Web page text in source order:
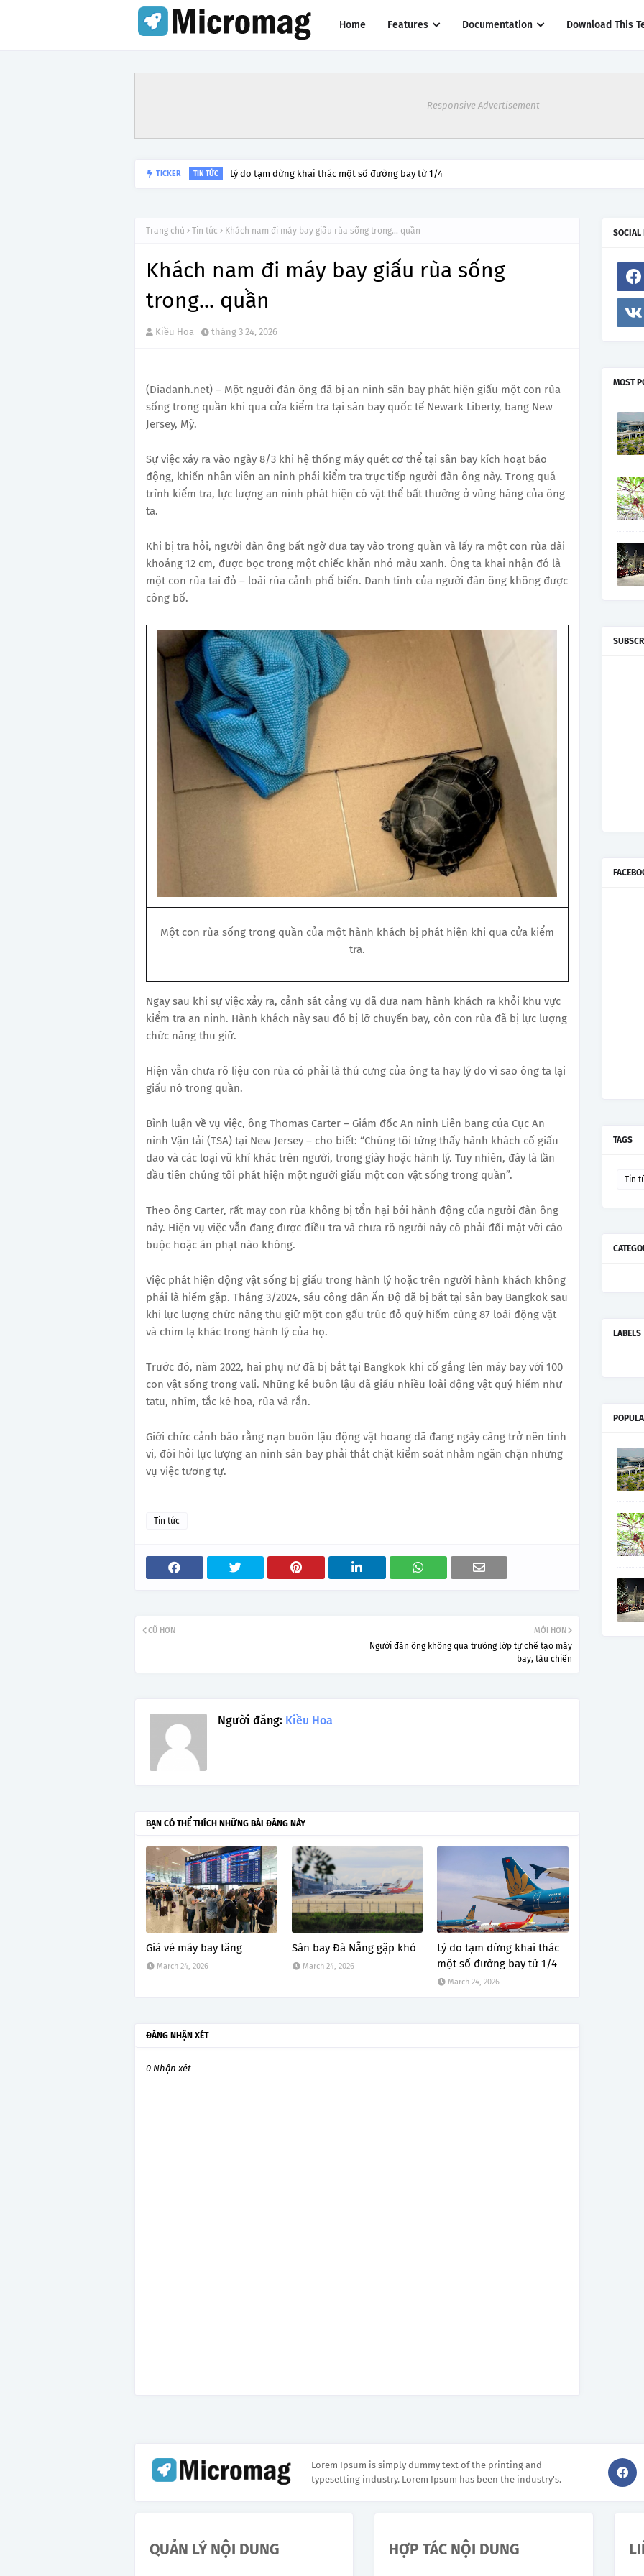
Home Features Documentation Download This
Responsive Advertisement
TICKER TIN TỨC Lý do tạm dừng khai thác một số đường bay từ 1/4
Trang chủ Tin tức Khách nam đi máy bay giấu rùa sống trong... quần
Khách nam đi máy bay giấu rùa sống
trong... quần
Kiều Hoa tháng 3 24, 2026
(Diadanh.net) – Một người đàn ông đã bị an ninh sân bay phát hiện giấu một con rùa
sống trong quần khi qua cửa kiểm tra tại sân bay quốc tế Newark Liberty, bang New
Jersey, Mỹ.
Sự việc xảy ra vào ngày 8/3 khi hệ thống máy quét cơ thể tại sân bay kích hoạt báo
động, khiến nhân viên an ninh phải kiểm tra trực tiếp người đàn ông này. Trong quá
trình kiểm tra, lực lượng an ninh phát hiện có vật thể bất thường ở vùng háng của ông
ta.
Khi bị tra hỏi, người đàn ông bất ngờ đưa tay vào trong quần và lấy ra một con rùa dài
khoảng 12 cm, được bọc trong một chiếc khăn nhỏ màu xanh. Ông ta khai nhận đó là
một con rùa tai đỏ – loài rùa cảnh phổ biến. Danh tính của người đàn ông không được
công bố.
Một con rùa sống trong quần của một hành khách bị phát hiện khi qua cửa kiểm
tra.
Ngay sau khi sự việc xảy ra, cảnh sát cảng vụ đã đưa nam hành khách ra khỏi khu vực
kiểm tra an ninh. Hành khách này sau đó bị lỡ chuyến bay, còn con rùa đã bị lực lượng
chức năng thu giữ.
Hiện vẫn chưa rõ liệu con rùa có phải là thú cưng của ông ta hay lý do vì sao ông ta lại
giấu nó trong quần.
Bình luận về vụ việc, ông Thomas Carter – Giám đốc An ninh Liên bang của Cục An
ninh Vận tải (TSA) tại New Jersey – cho biết: “Chúng tôi từng thấy hành khách cố giấu
dao và các loại vũ khí khác trên người, trong giày hoặc hành lý. Tuy nhiên, đây là lần
đầu tiên chúng tôi phát hiện một người giấu một con vật sống trong quần”.
Theo ông Carter, rất may con rùa không bị tổn hại bởi hành động của người đàn ông
này. Hiện vụ việc vẫn đang được điều tra và chưa rõ người này có phải đối mặt với cáo
buộc hoặc án phạt nào không.
Việc phát hiện động vật sống bị giấu trong hành lý hoặc trên người hành khách không
phải là hiếm gặp. Tháng 3/2024, sáu công dân Ấn Độ đã bị bắt tại sân bay Bangkok sau
khi lực lượng chức năng thu giữ một con gấu trúc đỏ quý hiếm cùng 87 loài động vật
và chim lạ khác trong hành lý của họ.
Trước đó, năm 2022, hai phụ nữ đã bị bắt tại Bangkok khi cố gắng lên máy bay với 100
con vật sống trong vali. Những kẻ buôn lậu đã giấu nhiều loài động vật quý hiếm như
tatu, nhím, tắc kè hoa, rùa và rắn.
Giới chức cảnh báo rằng nạn buôn lậu động vật hoang dã đang ngày càng trở nên tinh
vi, đòi hỏi lực lượng an ninh sân bay phải thắt chặt kiểm soát nhằm ngăn chặn những
vụ việc tương tự.
Tin tức
MỚI HƠN
Người đàn ông không qua trường lớp tự chế tạo máy
bay, tàu chiến
CŨ HƠN
Người đăng: Kiều Hoa
BẠN CÓ THỂ THÍCH NHỮNG BÀI ĐĂNG NÀY
Giá vé máy bay tăng
March 24, 2026
Sân bay Đà Nẵng gặp khó
March 24, 2026
Lý do tạm dừng khai thác
một số đường bay từ 1/4
March 24, 2026
ĐĂNG NHẬN XÉT
0 Nhận xét
SOCIAL
MOST
TAGS
Tin
LABELS
Lorem Ipsum is simply dummy text of the printing and
typesetting industry. Lorem Ipsum has been the industry's.
QUẢN LÝ NỘI DUNG HỢP TÁC NỘI DUNG